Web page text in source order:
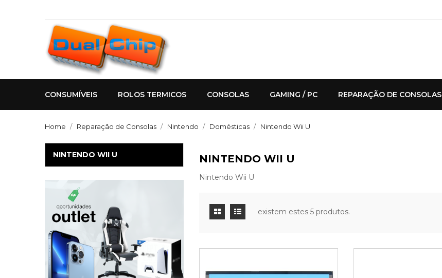
CONSUMÍVEIS ROLOS TERMICOS CONSOLAS GAMING / PC REPARAÇÃO DE CONSOLAS
Home Reparação de Consolas Nintendo Domésticas Nintendo Wii U
NINTENDO WII U NINTENDO WII U
Nintendo Wii U
existem estes 5 produtos.